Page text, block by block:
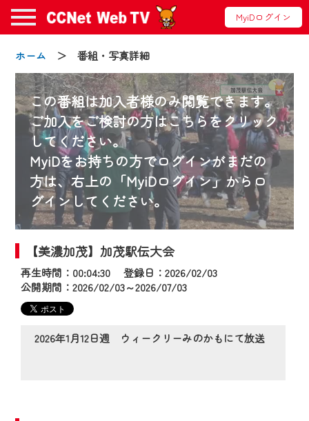
MyiDログイン
ホーム ＞ 番組・写真詳細
この番組は加入者様のみ閲覧できます。
ご加入をご検討の方はこちらをクリック
してください。
MyiDをお持ちの方でログインがまだの
方は、右上の「MyiDログイン」からロ
グインしてください。
【美濃加茂】加茂駅伝大会
再生時間：00:04:30 登録日：2026/02/03
公開期間：2026/02/03～2026/07/03
2026年1月12日週 ウィークリーみのかもにて放送
お知らせ
2024/09/02
動画配信サービス『CCNet Web TV』は2024
年9月24日からリニューアルします！
【変更点】
◆デザイン変更により、お住まいの地域
の動画コンテンツが一目瞭然。
◆当社アプリやＰＣブラウザから、いつ
でも・どこでも・外出先でも！